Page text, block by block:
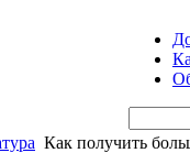
Как получить